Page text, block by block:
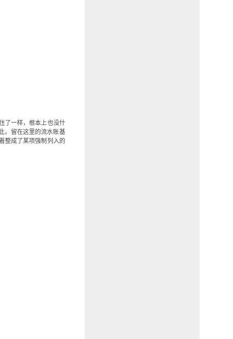
了一样，根本上也没什
，留在这里的流水账基
整成了某项强制列入的